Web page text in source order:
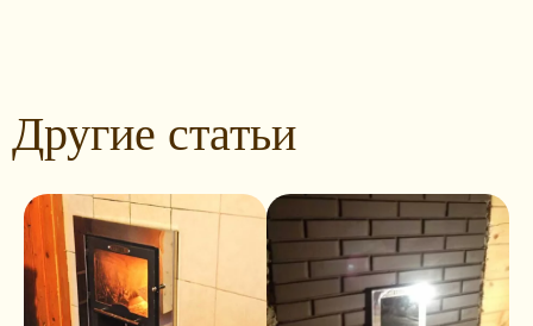
Другие статьи